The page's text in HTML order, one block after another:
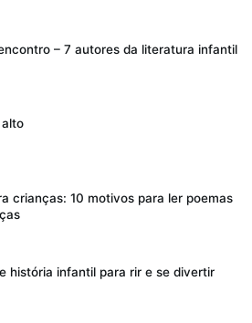
– 7 autores da literatura infantil
alto
crianças: 10 motivos para ler poemas
história infantil para rir e se divertir